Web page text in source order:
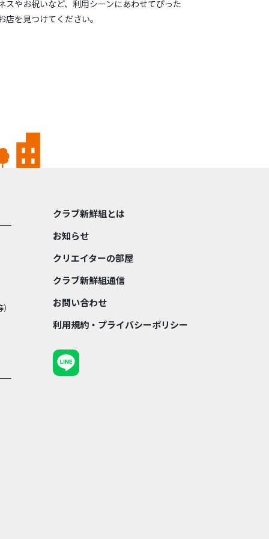
スやお祝いなど、利用シーンにあわせてぴった
店を見つけてください。
クラブ新鮮組とは
お知らせ
クリエイターの部屋
クラブ新鮮組通信
お問い合わせ
利用規約・プライバシーポリシー